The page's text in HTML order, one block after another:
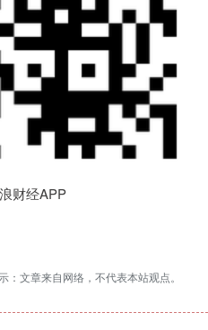
财经APP
：文章来自网络，不代表本站观点。